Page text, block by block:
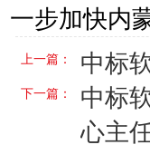
一步加快内
上一篇： 中标
下一篇：
中标
心主